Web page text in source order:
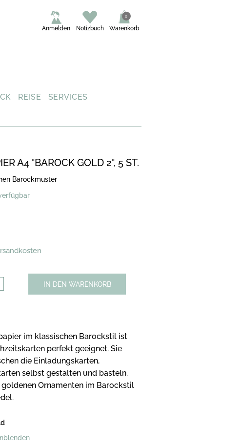
Warenkorb
0
Notizbuch
Anmelden
REISE SERVICES
A4 "BAROCK GOLD 2", 5 ST.
Barockmuster
IN DEN WARENKORB
im klassischen Barockstil ist
perfekt geeignet. Sie
die Einladungskarten,
selbst gestalten und basteln.
Ornamenten im Barockstil